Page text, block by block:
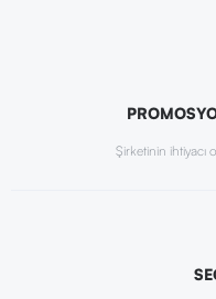
Şirketinin ihtiyacı